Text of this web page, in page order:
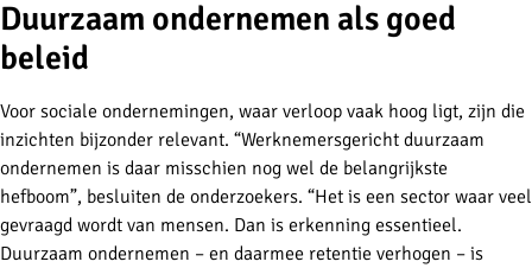
Duurzaam ondernemen als goed
beleid
Voor sociale ondernemingen, waar verloop vaak hoog ligt, zijn die
inzichten bijzonder relevant. “Werknemersgericht duurzaam
ondernemen is daar misschien nog wel de belangrijkste
hefboom”, besluiten de onderzoekers. “Het is een sector waar veel
gevraagd wordt van mensen. Dan is erkenning essentieel.
Duurzaam ondernemen – en daarmee retentie verhogen – is